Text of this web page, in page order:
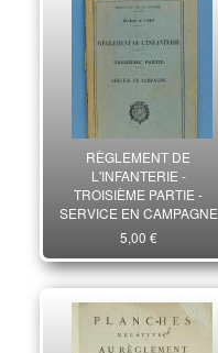
RÈGLEMENT DE
L'INFANTERIE -
TROISIÈME PARTIE -
SERVICE EN CAMPAGNE
5,00 €